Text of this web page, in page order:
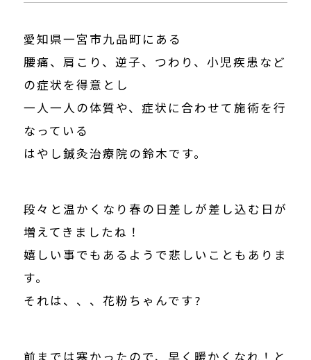
愛知県一宮市九品町にある
腰痛、肩こり、逆子、つわり、小児疾患など
の症状を得意とし
一人一人の体質や、症状に合わせて施術を行
なっている
はやし鍼灸治療院の鈴木です。
段々と温かくなり春の日差しが差し込む日が
増えてきましたね！
嬉しい事でもあるようで悲しいこともありま
す。
それは、、、花粉ちゃんです?
前までは寒かったので、早く暖かくなれ！と